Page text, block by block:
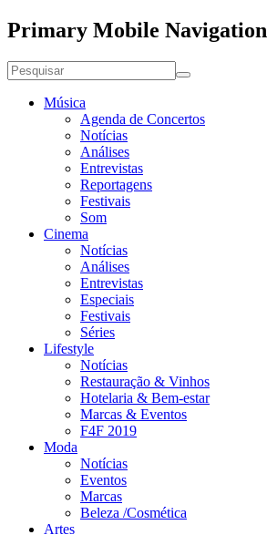
Primary Mobile Navigation
Música
Agenda de Concertos
Notícias
Análises
Entrevistas
Reportagens
Festivais
Som
Cinema
Notícias
Análises
Entrevistas
Especiais
Festivais
Séries
Lifestyle
Notícias
Restauração & Vinhos
Hotelaria & Bem-estar
Marcas & Eventos
F4F 2019
Moda
Notícias
Eventos
Marcas
Beleza /Cosmética
Artes